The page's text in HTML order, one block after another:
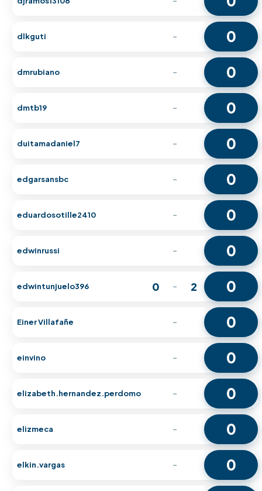
dlkguti - 0
dmrubiano - 0
dmtb19 - 0
duitamadaniel7 - 0
edgarsansbc - 0
eduardosotille2410 - 0
edwinrussi - 0
edwintunjuelo396 0 - 2 0
Einer Villafañe - 0
einvino - 0
elizabeth.hernandez.perdomo - 0
elizmeca - 0
elkin.vargas - 0